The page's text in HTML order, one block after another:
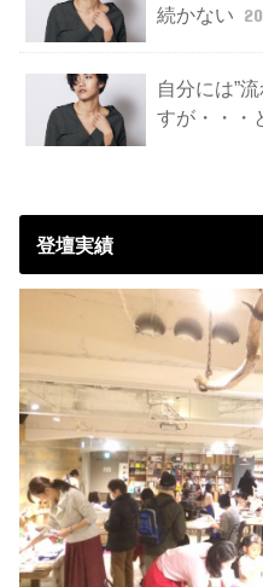
続かない
自分には”
すが・・・
登壇実績